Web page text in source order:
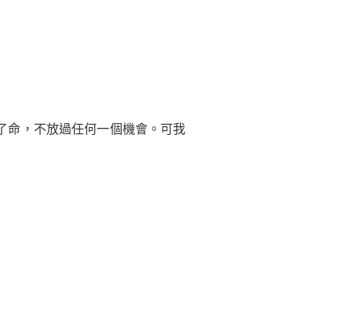
，不放過任何一個機會。可我